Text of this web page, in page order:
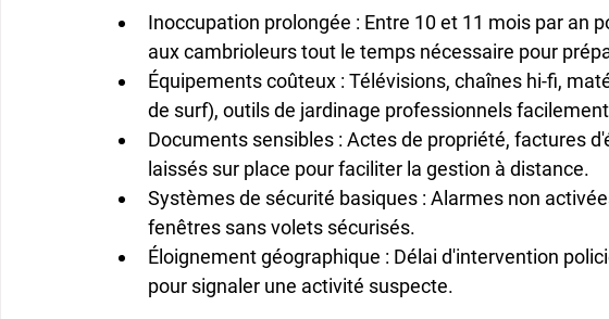
Inoccupation prolongée : Entre 10 et 11 mois par an
aux cambrioleurs tout le temps nécessaire pour
Équipements coûteux : Télévisions, chaînes hi-fi,
de surf), outils de jardinage professionnels
Documents sensibles : Actes de propriété, factures
laissés sur place pour faciliter la gestion à distance.
Systèmes de sécurité basiques : Alarmes non
fenêtres sans volets sécurisés.
Éloignement géographique : Délai d'intervention
pour signaler une activité suspecte.